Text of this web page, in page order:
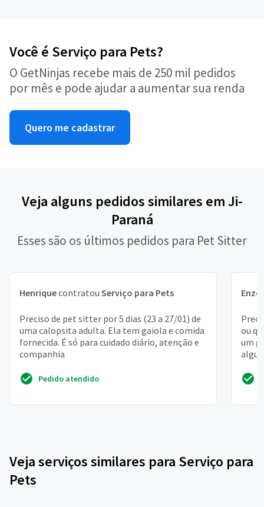
Você é Serviço para Pets?
O GetNinjas recebe mais de 250 mil pedidos
por mês e pode ajudar a aumentar sua renda
Quero me cadastrar
Veja alguns pedidos similares em Ji-
Paraná
Esses são os últimos pedidos para Pet Sitter
Henriquecontratou Serviço para Pets
Preciso de pet sitter por 5 dias (23 a 27/01) de
uma calopsita adulta. Ela tem gaiola e comida
fornecida. É só para cuidado diário, atenção e
companhia
Pedido atendido
Enzo
ou
um
Veja serviços similares para Serviço para
Pets